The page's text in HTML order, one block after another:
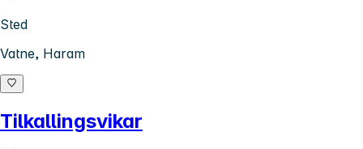
Sted
Vatne, Haram
Tilkallingsvikar